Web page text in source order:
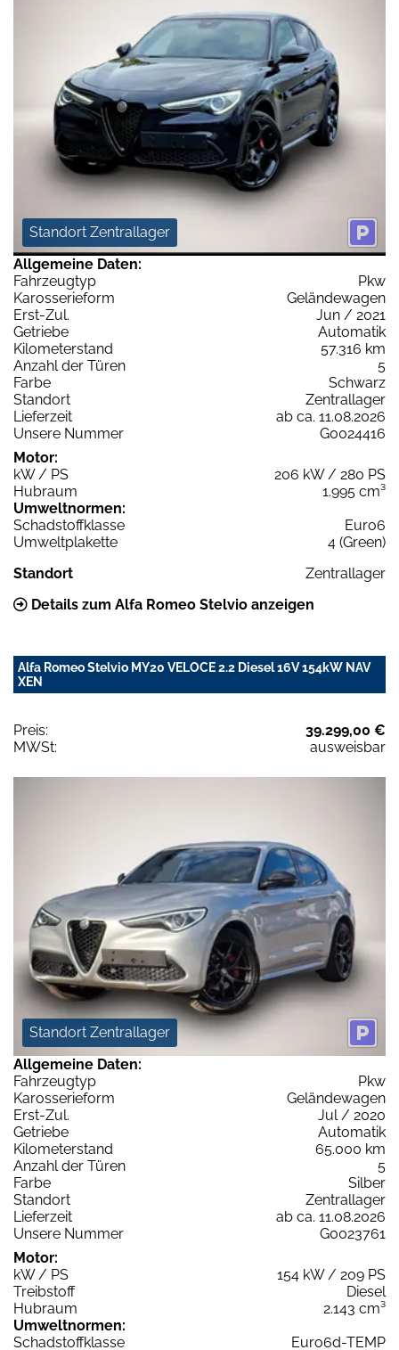
Standort Zentrallager
Allgemeine Daten:
Fahrzeugtyp
Pkw
Karosserieform
Geländewagen
Erst-Zul.
Jun / 2021
Getriebe
Automatik
Kilometerstand
57.316 km
Anzahl der Türen
5
Farbe
Schwarz
Standort
Zentrallager
Lieferzeit
ab ca. 11.08.2026
Unsere Nummer
G0024416
Motor:
kW / PS
206 kW / 280 PS
Hubraum
1.995 cm³
Umweltnormen:
Schadstoffklasse
Euro6
Umweltplakette
4 (Green)
Standort
Zentrallager
Details zum Alfa Romeo Stelvio anzeigen
Alfa Romeo Stelvio MY20 VELOCE 2.2 Diesel 16V 154kW NAV
XEN
Preis:
39.299,00 €
MWSt:
ausweisbar
Standort Zentrallager
Allgemeine Daten:
Fahrzeugtyp
Pkw
Karosserieform
Geländewagen
Erst-Zul.
Jul / 2020
Getriebe
Automatik
Kilometerstand
65.000 km
Anzahl der Türen
5
Farbe
Silber
Standort
Zentrallager
Lieferzeit
ab ca. 11.08.2026
Unsere Nummer
G0023761
Motor:
kW / PS
154 kW / 209 PS
Treibstoff
Diesel
Hubraum
2.143 cm³
Umweltnormen:
Schadstoffklasse
Euro6d-TEMP